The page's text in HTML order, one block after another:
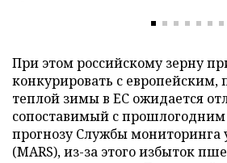
При этом российскому зерну
конкурировать с европейским,
теплой зимы в ЕС ожидается
сопоставимый с
прогнозу Службы мониторинга
(MARS), из-за этого избыток